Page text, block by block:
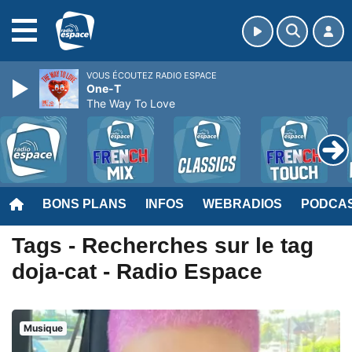
BONS PLANS INFOS WEBRADIOS
Tags - Recherches sur le tag
doja-cat - Radio Espace
Musique
VOUS ÉCOUTEZ RADIO ESPACE
One-T
The Way To Love